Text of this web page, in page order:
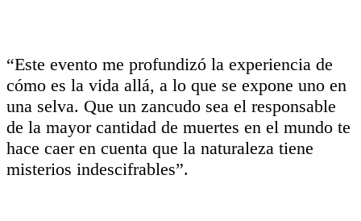
“Este evento me profundizó la experiencia de
cómo es la vida allá, a lo que se expone uno en
una selva. Que un zancudo sea el responsable
de la mayor cantidad de muertes en el mundo te
hace caer en cuenta que la naturaleza tiene
misterios indescifrables”.